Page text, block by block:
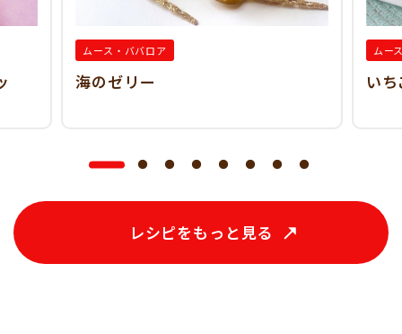
ムース・ババロア
海のゼリー
ムー
い
レシピをもっと見る